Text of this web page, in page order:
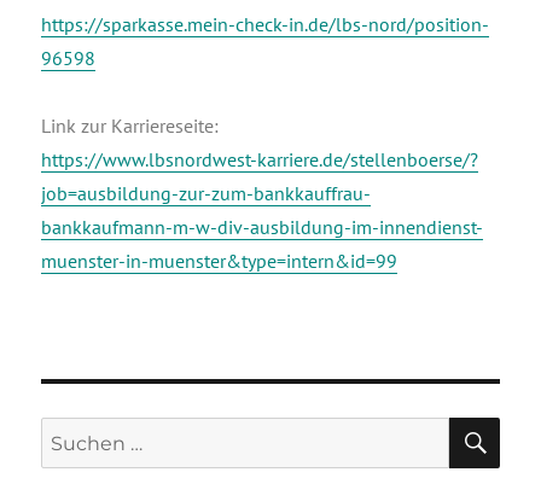
https://sparkasse.mein-check-in.de/lbs-nord/position-
96598
Link zur Karriereseite:
https://www.lbsnordwest-karriere.de/stellenboerse/?
job=ausbildung-zur-zum-bankkauffrau-
bankkaufmann-m-w-div-ausbildung-im-innendienst-
muenster-in-muenster&type=intern&id=99